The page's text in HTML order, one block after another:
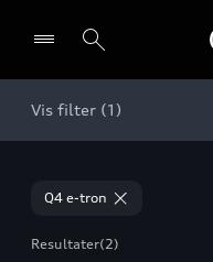
Vælg forhandler
Vis filter (1)
Q4 e-tron
Resultater(2)